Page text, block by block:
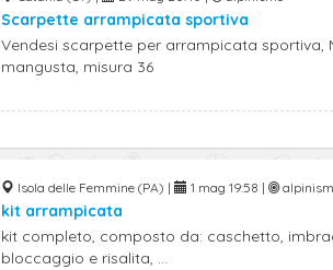
Scarpette arrampicata sportiva
Vendesi scarpette per arrampicata sportiva,
mangusta, misura 36
Isola delle Femmine (PA) | 1 mag 19:58 |
kit arrampicata
kit completo, composto da: caschetto,
bloccaggio e risalita, ...